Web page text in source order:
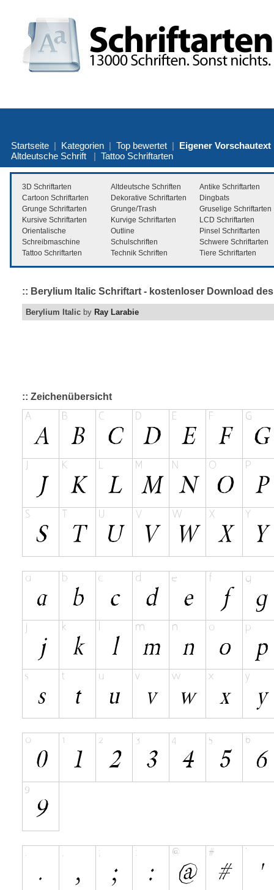
Startseite | Kategorien | Top bewertet | Eigener Vorschautext
Altdeutsche Schrift | Tattoo Schriftarten
3D Schriftarten Altdeutsche Schriften
Antike Schriftarten
Cartoon Schriftarten
Dekorative Schriftarten
Dingbats
Grunge Schriftarten
Grunge/Trash
Gruselige Schriftarten
Kursive Schriftarten
Kurvige Schriftarten
LCD Schriftarten
Orientalische
Outline
Pinsel Schriftarten
Schreibmaschine
Schulschriften
Schwere Schriftarten
Tattoo Schriftarten
Technik Schriften Tiere Schriftarten
:: Berylium Italic Schriftart - kostenloser Download
Berylium Italic by Ray Larabie
:: Zeichenübersicht